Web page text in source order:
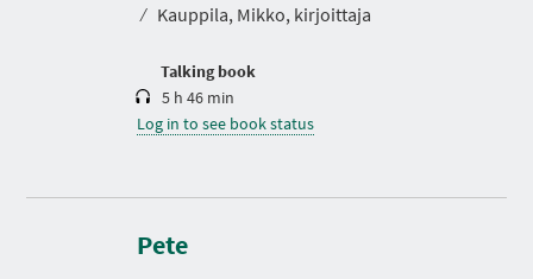
⁄ Kauppila, Mikko, kirjoittaja
Talking book
i
5 h 46 min
Log in to see book status
Pete
D
r
a